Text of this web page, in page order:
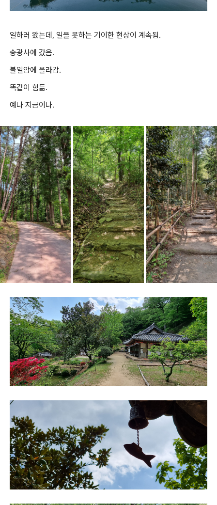
일하러 왔는데, 일을 못하는 기이한 현상이 계속됨.
송광사에 갔음.
불일암에 올라감.
똑같이 힘듦.
예나 지금이나.